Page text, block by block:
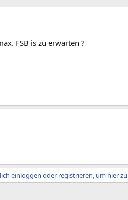
FSB is zu erwarten ?
einloggen oder registrieren, um hier